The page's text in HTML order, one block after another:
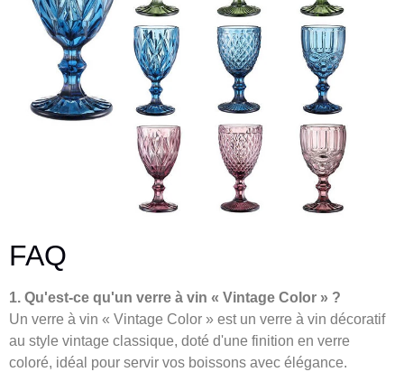
FAQ
1. Qu'est-ce qu'un verre à vin « Vintage Color » ?
Un verre à vin « Vintage Color » est un verre à vin décoratif
au style vintage classique, doté d'une finition en verre
coloré, idéal pour servir vos boissons avec élégance.